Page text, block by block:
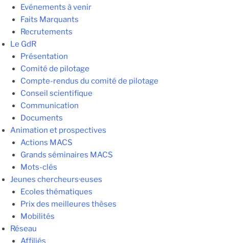
Evénements à venir
Faits Marquants
Recrutements
Le GdR
Présentation
Comité de pilotage
Compte-rendus du comité de pilotage
Conseil scientifique
Communication
Documents
Animation et prospectives
Actions MACS
Grands séminaires MACS
Mots-clés
Jeunes chercheurs·euses
Ecoles thématiques
Prix des meilleures thèses
Mobilités
Réseau
Affiliés